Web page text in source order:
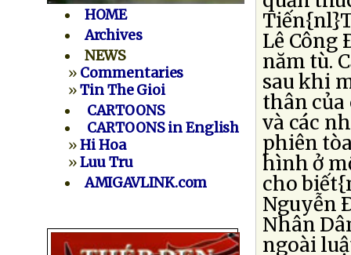
HOME
Archives
NEWS
» Commentaries
»Tin The Gioi
CARTOONS
CARTOONS in English
»Hi Hoa
»Luu Tru
AMIGAVLINK.com
Lê Công
năm tù.
sau khi
thân của
và các
phiên
hình ở
cho
Nguyễn
Nhân
ngoài